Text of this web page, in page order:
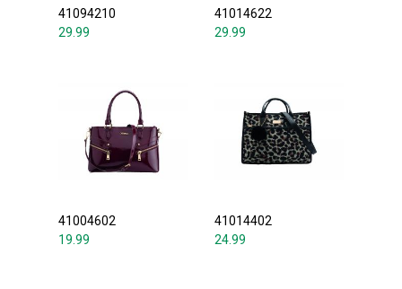
41094210
29.99
41014622
29.99
41004602
19.99
41014402
24.99